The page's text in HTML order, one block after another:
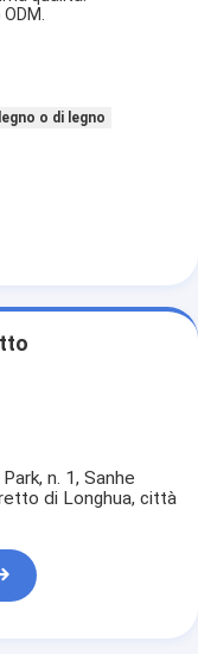
o di legno
n. 1, Sanhe
di Longhua, città